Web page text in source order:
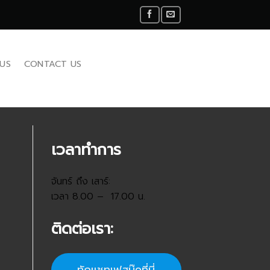
CONTACT US
เวลาทำการ
จันทร์ ถึง เสาร์:
เวลา 8.00 – 17.00 น.
ติดต่อเรา: